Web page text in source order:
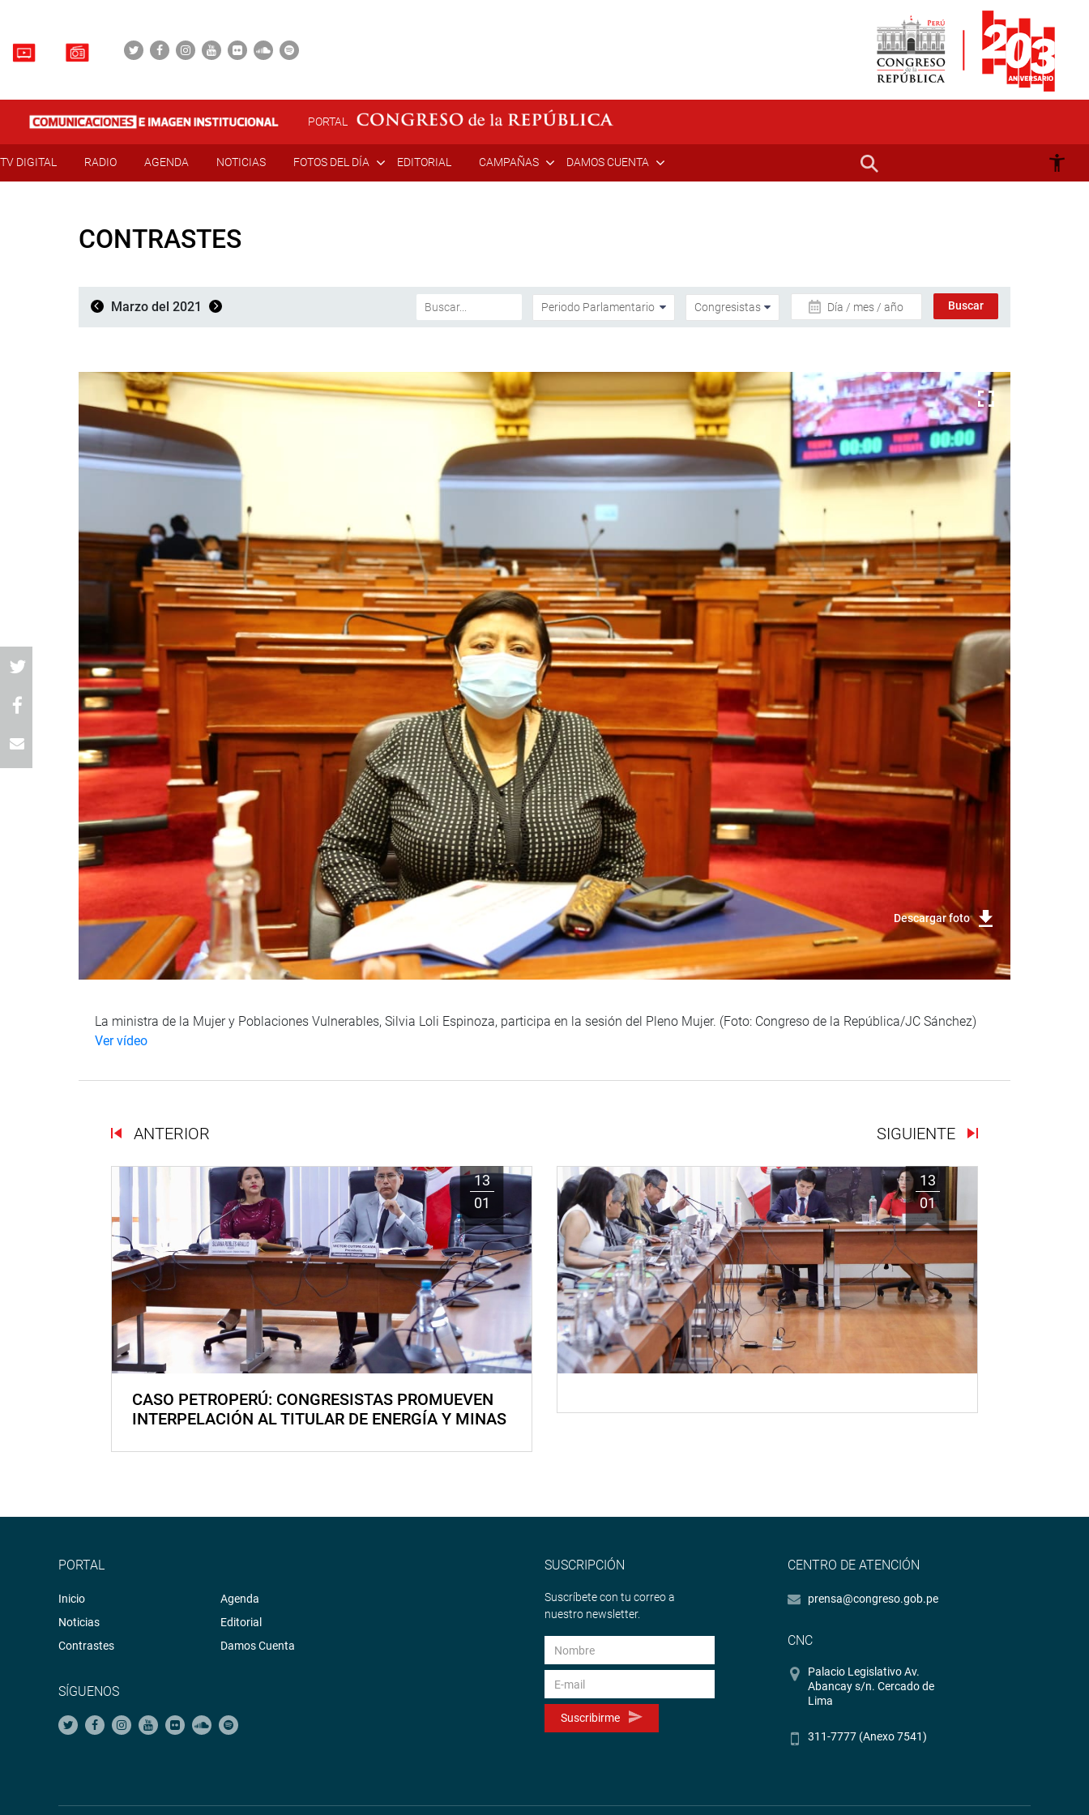
PORTAL
TV DIGITAL RADIO AGENDA NOTICIAS FOTOS DEL DÍA EDITORIAL CAMPAÑAS DAMOS CUENTA
CONTRASTES
Marzo del 2021 Día / mes / año
Descargar foto
La ministra de la Mujer y Poblaciones Vulnerables, Silvia Loli Espinoza, participa en la sesión del Pleno Mujer. (Foto: Congreso de la República/JC Sánchez)
Ver vídeo
ANTERIOR SIGUIENTE
13
01
CASO PETROPERÚ: CONGRESISTAS PROMUEVEN
INTERPELACIÓN AL TITULAR DE ENERGÍA Y MINAS
13
01
PORTAL
Inicio
Noticias
Contrastes
Agenda
Editorial
Damos Cuenta
SÍGUENOS
SUSCRIPCIÓN
Suscríbete con tu correo a
nuestro newsletter.
Suscribirme
CENTRO DE ATENCIÓN
prensa@congreso.gob.pe
CNC
Palacio Legislativo Av.
Abancay s/n. Cercado de
Lima
311-7777 (Anexo 7541)